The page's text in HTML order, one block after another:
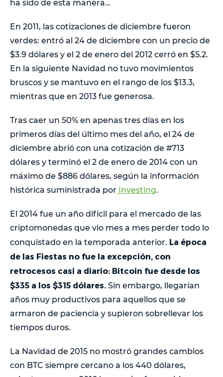
ha sido de esta manera…
En 2011, las cotizaciones de diciembre fueron
verdes: entró al 24 de diciembre con un precio de
$3.9 dólares y el 2 de enero del 2012 cerró en $5.2.
En la siguiente Navidad no tuvo movimientos
bruscos y se mantuvo en el rango de los $13.3,
mientras que en 2013 fue generosa.
Tras caer un 50% en apenas tres días en los
primeros días del último mes del año, el 24 de
diciembre abrió con una cotización de #713
dólares y terminó el 2 de enero de 2014 con un
máximo de $886 dólares, según la información
histórica suministrada por Investing.
El 2014 fue un año difícil para el mercado de las
criptomonedas que vio mes a mes perder todo lo
conquistado en la temporada anterior. La época
de las Fiestas no fue la excepción, con
retrocesos casi a diario: Bitcoin fue desde los
$335 a los $315 dólares. Sin embargo, llegarían
años muy productivos para aquellos que se
armaron de paciencia y supieron sobrellevar los
tiempos duros.
La Navidad de 2015 no mostró grandes cambios
con BTC siempre cercano a los 440 dólares,